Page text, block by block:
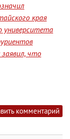
края
университета
что
комментарий